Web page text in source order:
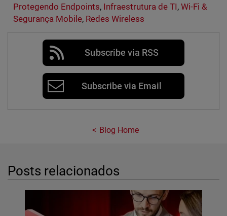
Protegendo Endpoints, Infraestrutura de TI,Wi-Fi &
Segurança Mobile, Redes Wireless
Subscribe via RSS
Subscribe via Email
Blog Home
Posts relacionados